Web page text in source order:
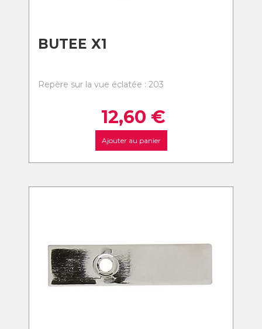
BUTEE X1
Repère sur la vue éclatée : 203
12,60 €
Ajouter au panier